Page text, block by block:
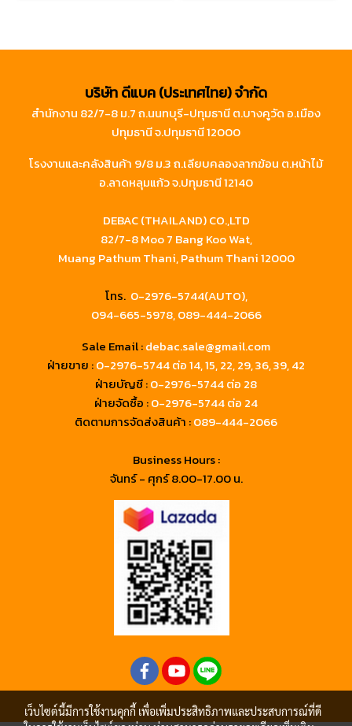
บริษัท ดีแบค (ประเทศไทย) จำกัด
สำนักงาน 82/7-8 ม.7 ถ.นนทบุรี-ปทุมธานี ต.บางคูวัด อ.เมือง
ปทุมธานี จ.ปทุมธานี 12000
โรงงานและคลังสินค้า 9/8 ม.3 ถ.เลียบคลองลากฆ้อน ต.หน้าไม้
อ.ลาดหลุมแก้ว จ.ปทุมธานี 12140
DEBAC (THAILAND) CO.,LTD
82/7-8 Moo 7 Bang Koo Wat,
Muang Pathum Thani, Pathum Thani 12000
โทร. 0-2976-5744(AUTO),
094-665-5978,089-444-2066
Sale Email :debac.sale@gmail.com
ฝ่ายขาย :0-2976-5744ต่อ 14, 15, 22, 29, 36, 39, 42
ฝ่ายบัญชี :0-2976-5744 ต่อ 28
ฝ่ายจัดซื้อ :0-2976-5744 ต่อ 24
ติดตามการจัดส่งสินค้า :089-444-2066
Business Hours :
จันทร์ - ศุกร์ 8.00-17.00 น.
เว็บไซต์นี้มีการใช้งานคุกกี้ เพื่อเพิ่มประสิทธิภาพและประสบการณ์ที่ดี